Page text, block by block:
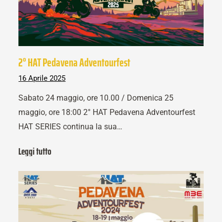
2° HAT Pedavena Adventourfest
16 Aprile 2025
Sabato 24 maggio, ore 10.00 / Domenica 25
maggio, ore 18:00 2° HAT Pedavena Adventourfest
HAT SERIES continua la sua…
Leggi tutto